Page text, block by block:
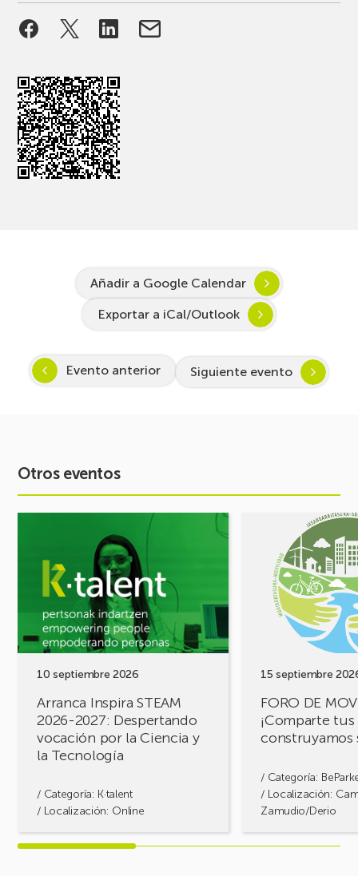
Añadir a Google Calendar
Exportar a iCal/Outlook
Evento anterior Siguiente evento
Otros eventos
10 septiembre 2026
Arranca Inspira STEAM
2026-2027: Despertando
vocación por la Ciencia y
la Tecnología
/ Categoría: K·talent
/ Localización: Online
STEAM
2027:
Despertando
vocación
Ciencia
Tecnología
15 septiembre
FORO DE
¡Comparte
construyamos
/ Categoría:
/ Localización:
Zamudio/Derio
MOVILIDAD
¡Comparte
soluciones!